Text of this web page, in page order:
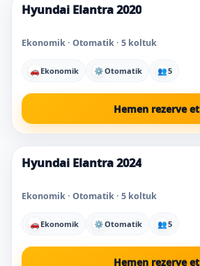
Süper fiyat
Hyundai Elantra 2020
Ekonomik · Otomatik · 5 koltuk
🚗 Ekonomik ⚙Otomatik 👥5
Hemen rezerve et
En çok seçilen
Hyundai Elantra 2024
Ekonomik · Otomatik · 5 koltuk
🚗 Ekonomik ⚙Otomatik 👥5
Hemen rezerve et